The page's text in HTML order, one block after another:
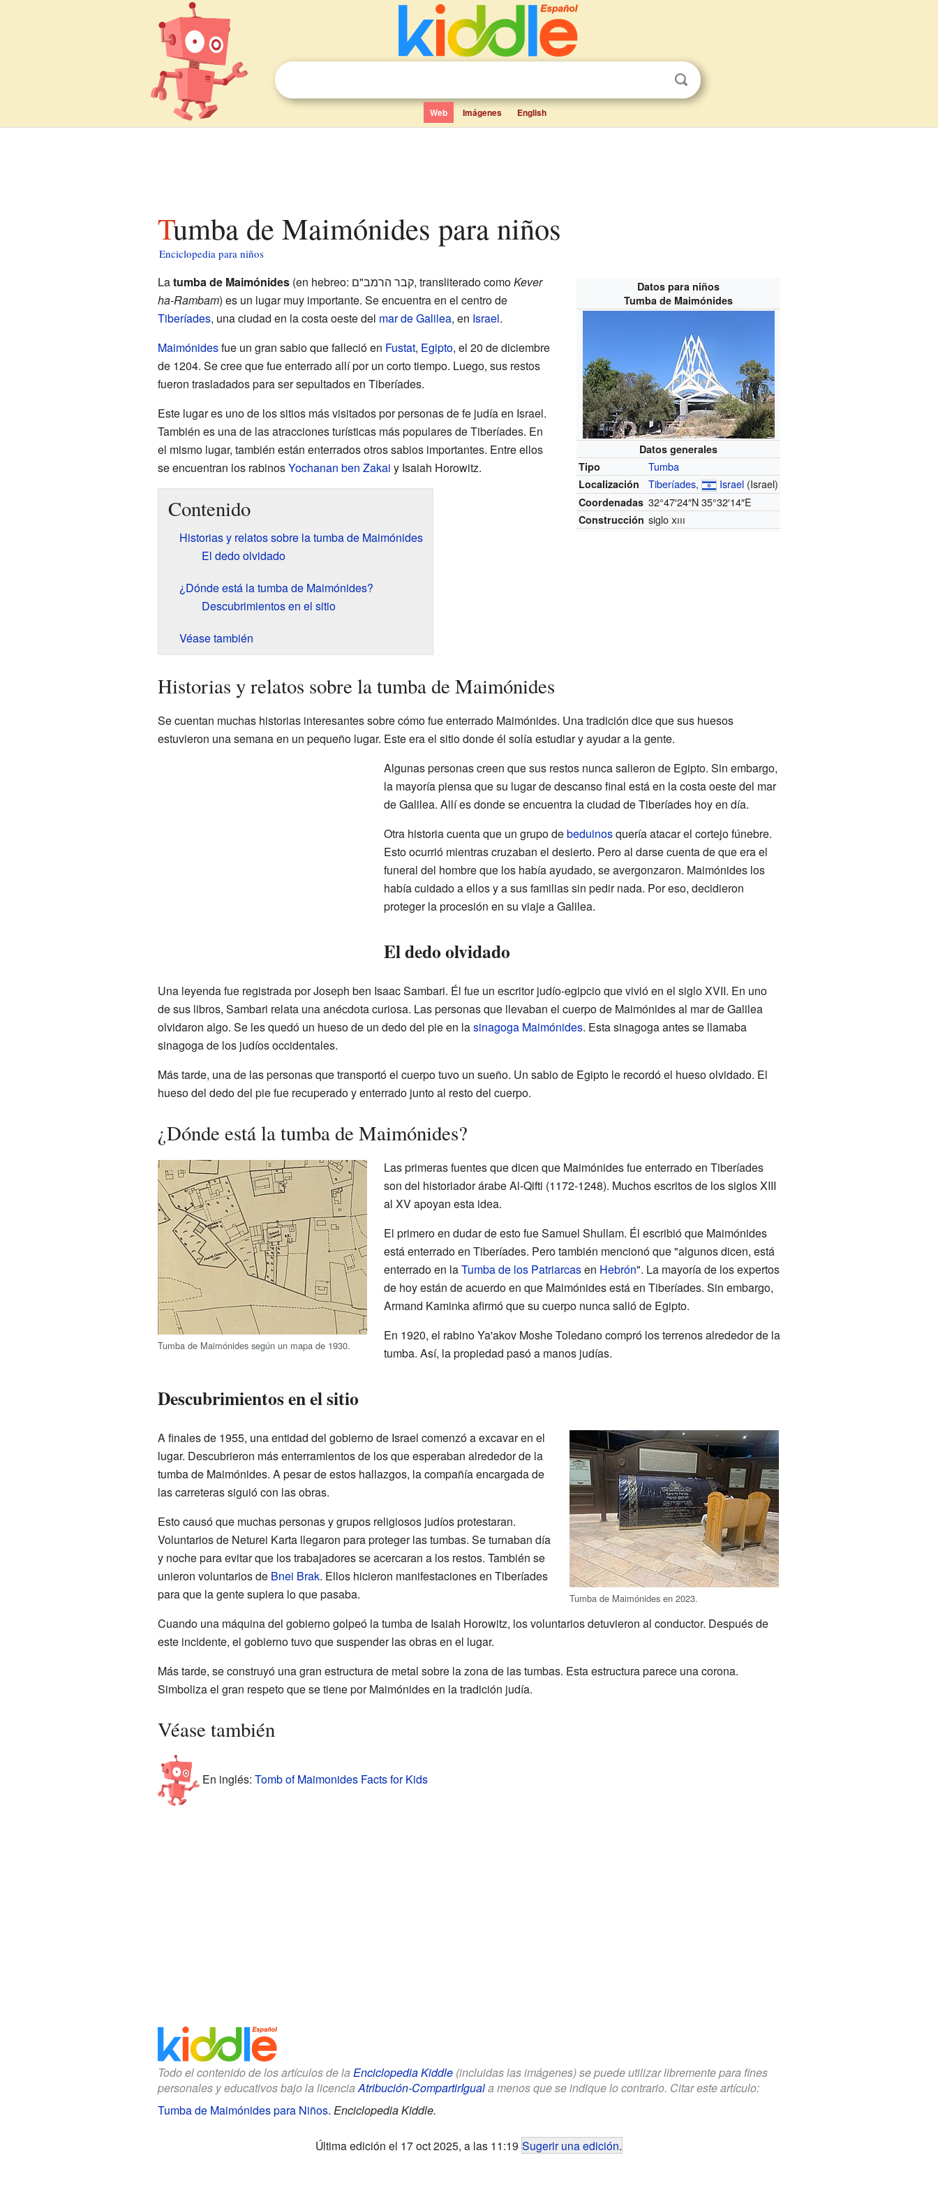
Web Imágenes English
Tumba de Maimónides para niños
Enciclopedia para niños
Datos para niños
Tumba de Maimónides
Datos generales
Tipo
Tumba
Localización Tiberíades, Israel (Israel)
Coordenadas 32°47′24″N 35°32′14″E
Construcción sigloxiii
Latumba de Maimónides (en hebreo: קבר הרמב"ם, transliterado comoKever
ha-Rambam) es un lugar muy importante. Se encuentra en el centro de
Tiberíades, una ciudad en la costa oeste del mar de Galilea, en Israel.
Maimónidesfue un gran sabio que falleció en Fustat, Egipto, el 20 de diciembre
de 1204. Se cree que fue enterrado allí por un corto tiempo. Luego, sus restos
fueron trasladados para ser sepultados en Tiberíades.
Este lugar es uno de los sitios más visitados por personas de fe judía en Israel.
También es una de las atracciones turísticas más populares de Tiberíades. En
el mismo lugar, también están enterrados otros sabios importantes. Entre ellos
se encuentran los rabinosYochanan ben Zakai y Isaiah Horowitz.
Contenido
Historias y relatos sobre la tumba de Maimónides
El dedo olvidado
¿Dónde está la tumba de Maimónides?
Descubrimientos en el sitio
Véase también
Historias y relatos sobre la tumba de Maimónides
Se cuentan muchas historias interesantes sobre cómo fue enterrado Maimónides. Una tradición dice que sus huesos
estuvieron una semana en un pequeño lugar. Este era el sitio donde él solía estudiar y ayudar a la gente.
Algunas personas creen que sus restos nunca salieron de Egipto. Sin embargo,
la mayoría piensa que su lugar de descanso final está en la costa oeste del mar
de Galilea. Allí es donde se encuentra la ciudad de Tiberíades hoy en día.
Otra historia cuenta que un grupo debeduinosquería atacar el cortejo fúnebre.
Esto ocurrió mientras cruzaban el desierto. Pero al darse cuenta de que era el
funeral del hombre que los había ayudado, se avergonzaron. Maimónides los
había cuidado a ellos y a sus familias sin pedir nada. Por eso, decidieron
proteger la procesión en su viaje a Galilea.
El dedo olvidado
Una leyenda fue registrada por Joseph ben Isaac Sambari. Él fue un escritor judío-egipcio que vivió en el siglo XVII. En uno
de sus libros, Sambari relata una anécdota curiosa. Las personas que llevaban el cuerpo de Maimónides al mar de Galilea
olvidaron algo. Se les quedó un hueso de un dedo del pie en lasinagoga Maimónides. Esta sinagoga antes se llamaba
sinagoga de los judíos occidentales.
Más tarde, una de las personas que transportó el cuerpo tuvo un sueño. Un sabio de Egipto le recordó el hueso olvidado. El
hueso del dedo del pie fue recuperado y enterrado junto al resto del cuerpo.
¿Dónde está la tumba de Maimónides?
Tumba de Maimónides según un mapa de 1930.
Las primeras fuentes que dicen que Maimónides fue enterrado en Tiberíades
son del historiador árabe Al-Qifti (1172-1248). Muchos escritos de los siglos XIII
al XV apoyan esta idea.
El primero en dudar de esto fue Samuel Shullam. Él escribió que Maimónides
está enterrado en Tiberíades. Pero también mencionó que "algunos dicen, está
enterrado en laTumba de los Patriarcasen Hebrón". La mayoría de los expertos
de hoy están de acuerdo en que Maimónides está en Tiberíades. Sin embargo,
Armand Kaminka afirmó que su cuerpo nunca salió de Egipto.
En 1920, el rabino Ya'akov Moshe Toledano compró los terrenos alrededor de la
tumba. Así, la propiedad pasó a manos judías.
Descubrimientos en el sitio
Tumba de Maimónides en 2023.
A finales de 1955, una entidad del gobierno de Israel comenzó a excavar en el
lugar. Descubrieron más enterramientos de los que esperaban alrededor de la
tumba de Maimónides. A pesar de estos hallazgos, la compañía encargada de
las carreteras siguió con las obras.
Esto causó que muchas personas y grupos religiosos judíos protestaran.
Voluntarios de Neturei Karta llegaron para proteger las tumbas. Se turnaban día
y noche para evitar que los trabajadores se acercaran a los restos. También se
unieron voluntarios de Bnei Brak. Ellos hicieron manifestaciones en Tiberíades
para que la gente supiera lo que pasaba.
Cuando una máquina del gobierno golpeó la tumba de Isaiah Horowitz, los voluntarios detuvieron al conductor. Después de
este incidente, el gobierno tuvo que suspender las obras en el lugar.
Más tarde, se construyó una gran estructura de metal sobre la zona de las tumbas. Esta estructura parece una corona.
Simboliza el gran respeto que se tiene por Maimónides en la tradición judía.
Véase también
En inglés: Tomb of Maimonides Facts for Kids
Todo el contenido de los artículos de la Enciclopedia Kiddle(incluidas las imágenes) se puede utilizar libremente para fines
personales y educativos bajo la licenciaAtribución-CompartirIguala menos que se indique lo contrario. Citar este artículo:
Tumba de Maimónides para Niños. Enciclopedia Kiddle.
Última edición el 17 oct 2025, a las 11:19 Sugerir una edición.